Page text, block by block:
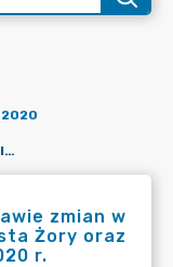
2020
OR.0050.1193.2020_FB W SPRAWIE ZMIAN W PLANIE WYDATKÓW URZĘDU MIASTA ŻORY ORAZ PLACÓWEK OŚWIATOWYCH NA 2020 R.
zmian w
Żory oraz
r.